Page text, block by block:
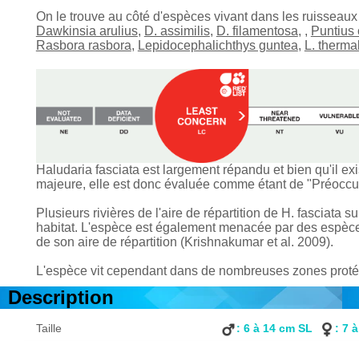
On le trouve au côté d'espèces vivant dans les
Dawkinsia arulius, D. assimilis, D. filamentosa, , Puntius
Rasbora rasbora, Lepidocephalichthys guntea, L.
Haludaria fasciata est largement répandu et bien qu'il
majeure, elle est donc évaluée comme étant de
Plusieurs rivières de l'aire de répartition de H. fasciata
habitat. L'espèce est également menacée par des
de son aire de répartition (Krishnakumar et al. 2009).
L'espèce vit cependant dans de nombreuses zones
Description
Taille : 6 à 14 cm SL : 7